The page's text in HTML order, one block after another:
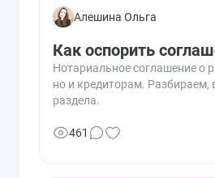
Алешина Ольга
Как оспорить
Нотариальное соглашение о
но и кредиторам. Разбираем,
раздела.
461